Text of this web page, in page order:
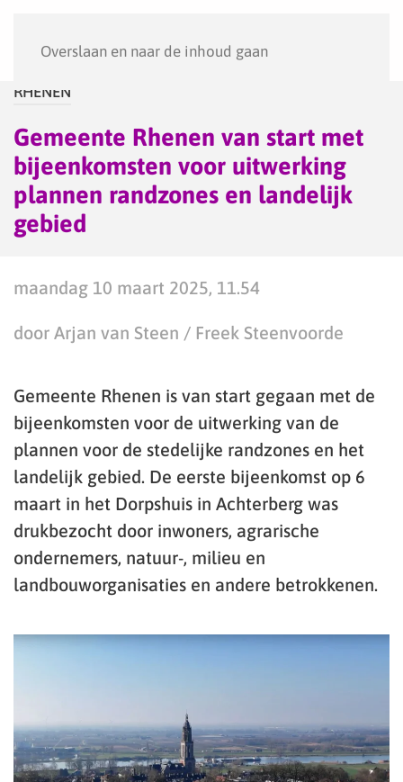
Overslaan en naar de inhoud gaan
RHENEN
Gemeente Rhenen van start met
bijeenkomsten voor uitwerking
plannen randzones en landelijk
gebied
maandag 10 maart 2025, 11.54
door Arjan van Steen / Freek Steenvoorde
Gemeente Rhenen is van start gegaan met de
bijeenkomsten voor de uitwerking van de
plannen voor de stedelijke randzones en het
landelijk gebied. De eerste bijeenkomst op 6
maart in het Dorpshuis in Achterberg was
drukbezocht door inwoners, agrarische
ondernemers, natuur-, milieu en
landbouworganisaties en andere betrokkenen.